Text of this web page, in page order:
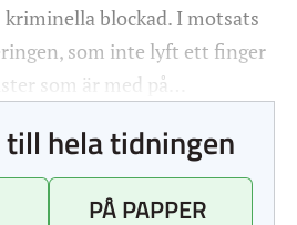
blockad. I motsats
som inte lyft ett finger
som är med på…
hela tidningen
PÅ PAPPER